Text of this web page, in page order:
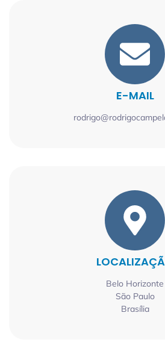
E-MAIL
Belo Horizonte
São Paulo
Brasília